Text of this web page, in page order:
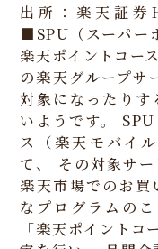
出所：楽天証券
■SPU（スーパー
楽天ポイントコー
の楽天グループサ
対象になったりす
いようです。
ス（楽天モバイ
て、
その対象サ
楽天市場でのお
なプログラムのこ
「楽天ポイントコ